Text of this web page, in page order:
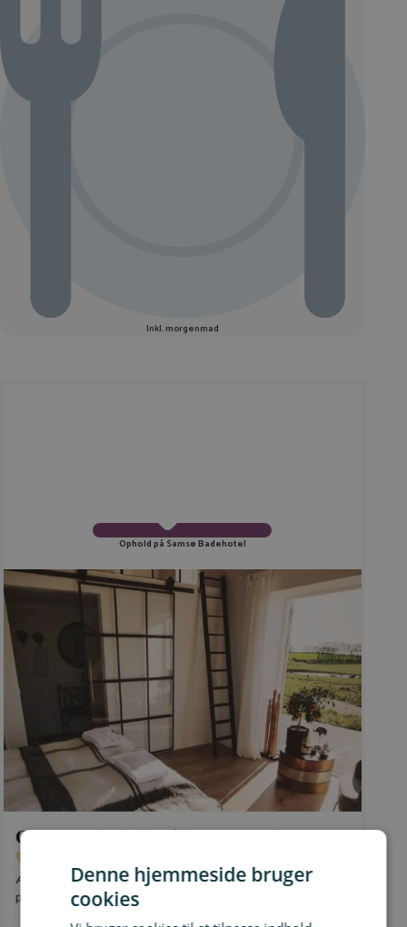
Inkl. morgenmad
Ophold på Samsø Badehotel
Denne hjemmeside bruger
cookies